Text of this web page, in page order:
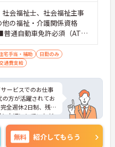
会福祉士、社会福祉主事
他の福祉・介護関係資格
通自動車免許必須（AT限
問
宅手当・補助
日勤のみ
通費支給
ービスでのお仕事
方が活躍されてお
全週休2日制、残業
大切にしていただ
接対策ポイントな
すのでお気軽にご
無料 紹介してもらう